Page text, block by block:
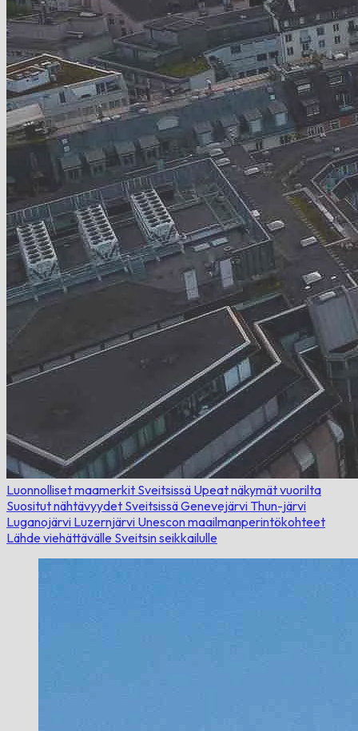
Luonnolliset maamerkit Sveitsissä Upeat näkymät vuorilta
Suositut nähtävyydet SveitsissäGenevejärvi Thun-järvi
Luganojärvi Luzernjärvi Unescon maailmanperintökohteet
Lähde viehättävälle Sveitsin seikkailulle